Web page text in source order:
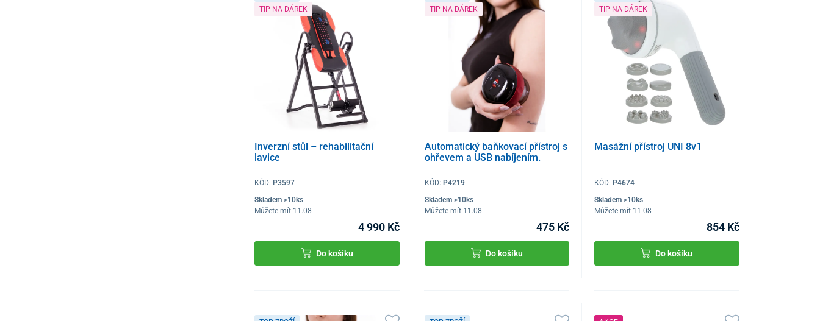
TIP NA DÁREK
Inverzní stůl – rehabilitační
lavice
KÓD: P3597
Skladem >10ks
Můžete mít 11.08
4 990 Kč
Do košíku
TIP NA DÁREK
Automatický baňkovací přístroj s
ohřevem a USB nabíjením.
KÓD: P4219
Skladem >10ks
Můžete mít 11.08
475 Kč
Do košíku
TIP NA DÁREK
Masážní přístroj UNI 8v1
KÓD: P4674
Skladem >10ks
Můžete mít 11.08
854 Kč
Do košíku